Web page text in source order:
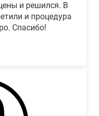
и решился. В
и процедура
Спасибо!